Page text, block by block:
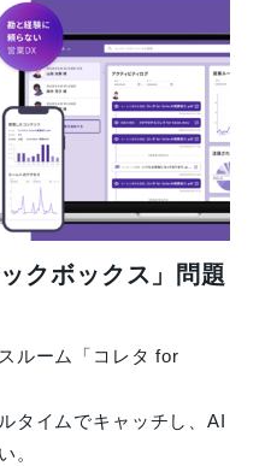
クボックス」問題
ルーム「コレタ for
タイムでキャッチし、AI
。